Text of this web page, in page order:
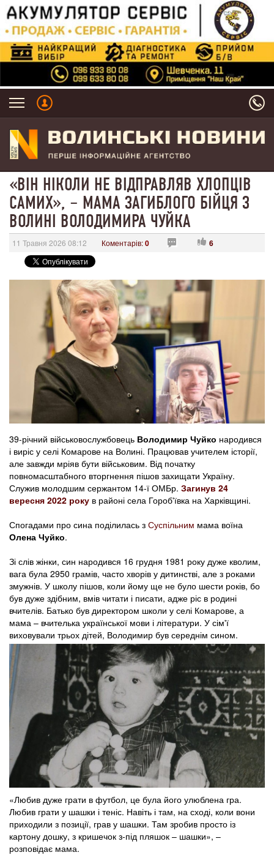
«ВІН НІКОЛИ НЕ ВІДПРАВЛЯВ ХЛОПЦІВ
САМИХ», – МАМА ЗАГИБЛОГО БІЙЦЯ З
ВОЛИНІ ВОЛОДИМИРА ЧУЙКА
11 Травня 2026 08:12 Коментарів:0 6
39-річний військовослужбовець Володимир Чуйко народився
і виріс у селі Комарове на Волині. Працював учителем історії,
але завжди мріяв бути військовим. Від початку
повномасштабного вторгнення пішов захищати Україну.
Служив молодшим сержантом 14-ї ОМБр. Загинув 24
вересня 2022 року в районі села Гороб'ївка на Харківщині.
Спогадами про сина поділилась з Суспільним мама воїна
Олена Чуйко.
Зі слів жінки, син народився 16 грудня 1981 року дуже кволим,
вага була 2950 грамів, часто хворів у дитинстві, але з роками
змужнів. У школу пішов, коли йому ще не було шести років, бо
був дуже здібним, вмів читати і писати, адже ріс в родині
вчителів. Батько був директором школи у селі Комарове, а
мама – вчителька української мови і літератури. У сім'ї
виховували трьох дітей, Володимир був середнім сином.
«Любив дуже грати в футбол, це була його улюблена гра.
Любив грати у шашки і теніс. Навіть і там, на сході, коли вони
приходили з позиції, грав у шашки. Там зробив просто із
картону дошку, з кришечок з-під пляшок – шашки», –
розповідає мама.